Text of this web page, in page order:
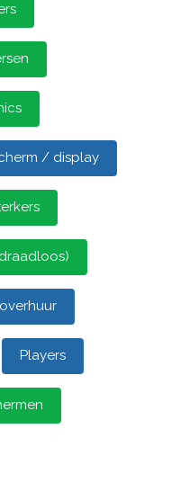
/ display
Players